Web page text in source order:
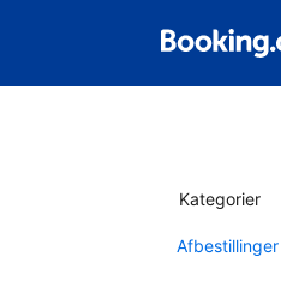
Kategorier
Afbestillinger